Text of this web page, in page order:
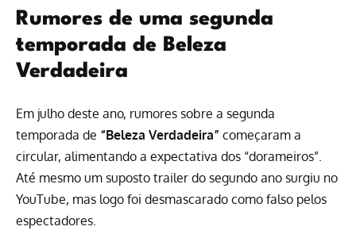
Rumores de uma segunda
temporada de Beleza
Verdadeira
Em julho deste ano, rumores sobre a segunda
temporada de “Beleza Verdadeira” começaram a
circular, alimentando a expectativa dos “dorameiros”.
Até mesmo um suposto trailer do segundo ano surgiu no
YouTube, mas logo foi desmascarado como falso pelos
espectadores.